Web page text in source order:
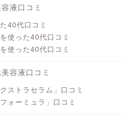
液口コミ
40代口コミ
使った40代口コミ
使った40代口コミ
容液口コミ
ストラセラム」口コミ
ォーミュラ」口コミ